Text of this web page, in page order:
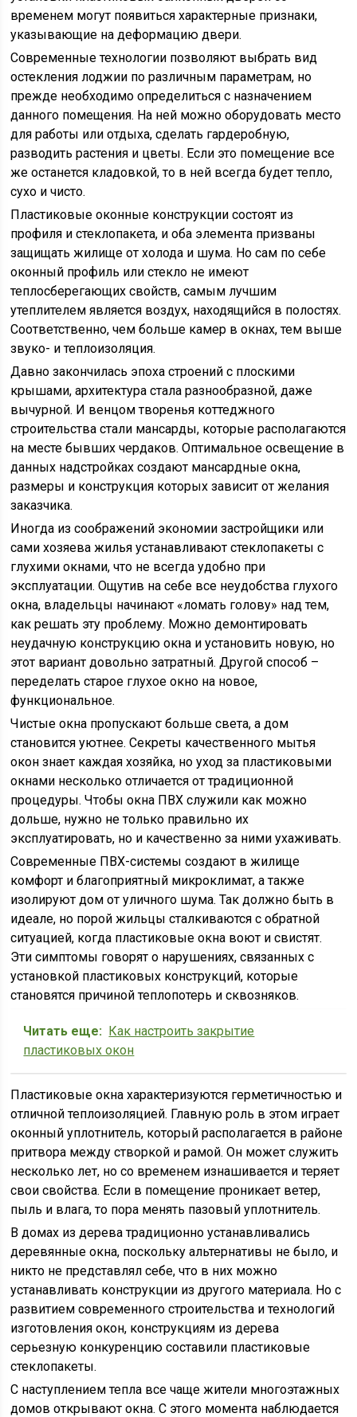
временем могут появиться характерные признаки,
указывающие на деформацию двери.
Современные технологии позволяют выбрать вид
остекления лоджии по различным параметрам, но
прежде необходимо определиться с назначением
данного помещения. На ней можно оборудовать место
для работы или отдыха, сделать гардеробную,
разводить растения и цветы. Если это помещение все
же останется кладовкой, то в ней всегда будет тепло,
сухо и чисто.
Пластиковые оконные конструкции состоят из
профиля и стеклопакета, и оба элемента призваны
защищать жилище от холода и шума. Но сам по себе
оконный профиль или стекло не имеют
теплосберегающих свойств, самым лучшим
утеплителем является воздух, находящийся в полостях.
Соответственно, чем больше камер в окнах, тем выше
звуко- и теплоизоляция.
Давно закончилась эпоха строений с плоскими
крышами, архитектура стала разнообразной, даже
вычурной. И венцом творенья коттеджного
строительства стали мансарды, которые располагаются
на месте бывших чердаков. Оптимальное освещение в
данных надстройках создают мансардные окна,
размеры и конструкция которых зависит от желания
заказчика.
Иногда из соображений экономии застройщики или
сами хозяева жилья устанавливают стеклопакеты с
глухими окнами, что не всегда удобно при
эксплуатации. Ощутив на себе все неудобства глухого
окна, владельцы начинают «ломать голову» над тем,
как решать эту проблему. Можно демонтировать
неудачную конструкцию окна и установить новую, но
этот вариант довольно затратный. Другой способ –
переделать старое глухое окно на новое,
функциональное.
Чистые окна пропускают больше света, а дом
становится уютнее. Секреты качественного мытья
окон знает каждая хозяйка, но уход за пластиковыми
окнами несколько отличается от традиционной
процедуры. Чтобы окна ПВХ служили как можно
дольше, нужно не только правильно их
эксплуатировать, но и качественно за ними ухаживать.
Современные ПВХ-системы создают в жилище
комфорт и благоприятный микроклимат, а также
изолируют дом от уличного шума. Так должно быть в
идеале, но порой жильцы сталкиваются с обратной
ситуацией, когда пластиковые окна воют и свистят.
Эти симптомы говорят о нарушениях, связанных с
установкой пластиковых конструкций, которые
становятся причиной теплопотерь и сквозняков.
Читать еще: Как настроить закрытие
пластиковых окон
Пластиковые окна характеризуются герметичностью и
отличной теплоизоляцией. Главную роль в этом играет
оконный уплотнитель, который располагается в районе
притвора между створкой и рамой. Он может служить
несколько лет, но со временем изнашивается и теряет
свои свойства. Если в помещение проникает ветер,
пыль и влага, то пора менять пазовый уплотнитель.
В домах из дерева традиционно устанавливались
деревянные окна, поскольку альтернативы не было, и
никто не представлял себе, что в них можно
устанавливать конструкции из другого материала. Но с
развитием современного строительства и технологий
изготовления окон, конструкциям из дерева
серьезную конкуренцию составили пластиковые
стеклопакеты.
С наступлением тепла все чаще жители многоэтажных
домов открывают окна. С этого момента наблюдается